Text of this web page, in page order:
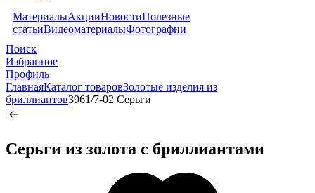
МатериалыАкцииНовостиПолезные
статьиВидеоматериалыФотографии
Поиск
Избранное
Профиль
ГлавнаяКаталог товаровЗолотые изделия из
бриллиантов3961/7-02 Серьги
Серьги из золота c бриллиантами